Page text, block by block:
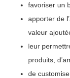
favoriser un
apporter de
valeur
leur
produits,
de